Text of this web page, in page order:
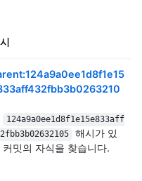
124a9a0ee1d8f1e15e833aff
해시가 있
커밋의 자식을 찾습니다.